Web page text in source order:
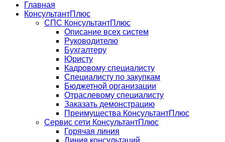
Главная
КонсультантПлюс
СПС КонсультантПлюс
Описание всех систем
Руководителю
Бухгалтеру
Юристу
Кадровому специалисту
Специалисту по закупкам
Бюджетной организации
Отраслевому специалисту
Заказать демонстрацию
Преимущества КонсультантПлюс
Сервис сети КонсультантПлюс
Горячая линия